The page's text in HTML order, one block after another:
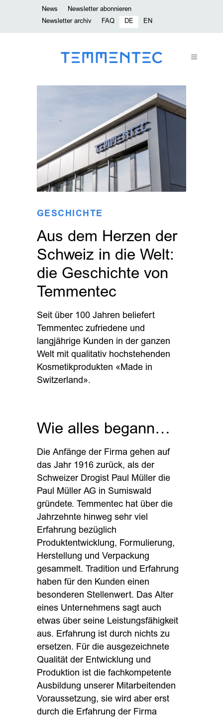
News
Newsletter abonnieren
Newsletter archiv
FAQ DE EN
GESCHICHTE
Aus dem Herzen der
Schweiz in die Welt:
die Geschichte von
Temmentec
Seit über 100 Jahren beliefert
Temmentec zufriedene und
langjährige Kunden in der ganzen
Welt mit qualitativ hochstehenden
Kosmetikprodukten «Made in
Switzerland».
Wie alles begann…
Die Anfänge der Firma gehen auf
das Jahr 1916 zurück, als der
Schweizer Drogist Paul Müller die
Paul Müller AG in Sumiswald
gründete. Temmentec hat über die
Jahrzehnte hinweg sehr viel
Erfahrung bezüglich
Produktentwicklung, Formulierung,
Herstellung und Verpackung
gesammelt. Tradition und Erfahrung
haben für den Kunden einen
besonderen Stellenwert. Das Alter
eines Unternehmens sagt auch
etwas über seine Leistungsfähigkeit
aus. Erfahrung ist durch nichts zu
ersetzen. Für die ausgezeichnete
Qualität der Entwicklung und
Produktion ist die fachkompetente
Ausbildung unserer Mitarbeitenden
Voraussetzung, sie wird aber erst
durch die Erfahrung der Firma